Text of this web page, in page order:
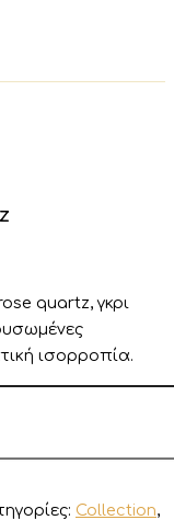
quartz, γκρι
ισορροπία.
Collection,